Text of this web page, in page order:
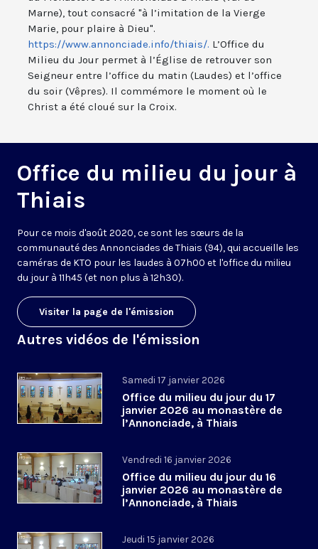
Marne), tout consacré "à l’imitation de la Vierge
Marie, pour plaire à Dieu".
https://www.annonciade.info/thiais/. L’Office du
Milieu du Jour permet à l’Église de retrouver son
Seigneur entre l’office du matin (Laudes) et l’office
du soir (Vêpres). Il commémore le moment où le
Christ a été cloué sur la Croix.
Office du milieu du jour à
Thiais
Pour ce mois d'août 2020, ce sont les sœurs de la
communauté des Annonciades de Thiais (94), qui accueille les
caméras de KTO pour les laudes à 07h00 et l'office du milieu
du jour à 11h45 (et non plus à 12h30).
Visiter la page de l'émission
Autres vidéos de l'émission
Samedi 17 janvier 2026
Office du milieu du jour du 17
janvier 2026 au monastère de
l’Annonciade, à Thiais
Vendredi 16 janvier 2026
Office du milieu du jour du 16
janvier 2026 au monastère de
l’Annonciade, à Thiais
Jeudi 15 janvier 2026